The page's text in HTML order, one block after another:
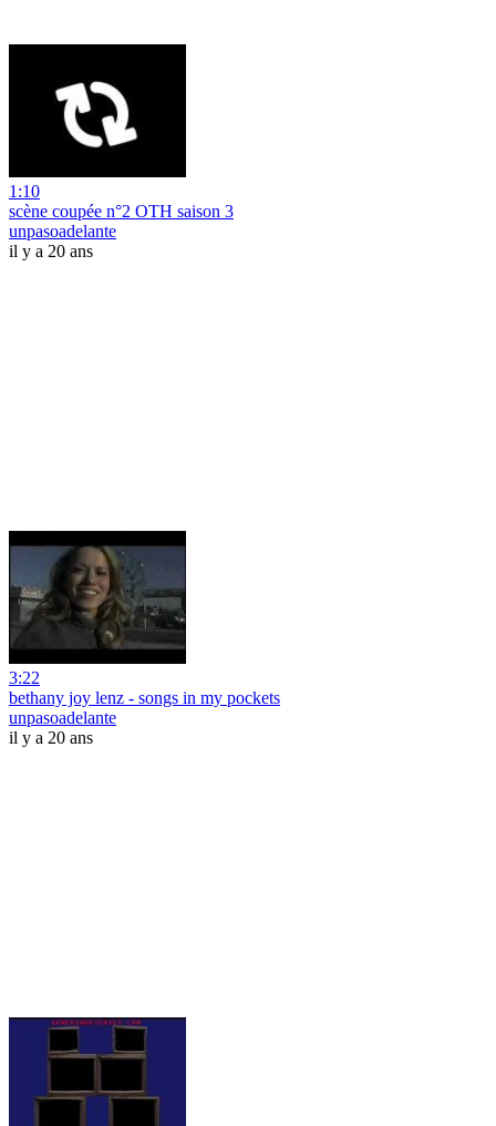
1:10
scène coupée n°2 OTH saison 3
unpasoadelante
il y a 20 ans
3:22
bethany joy lenz - songs in my pockets
unpasoadelante
il y a 20 ans